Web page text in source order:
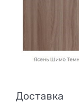
Доставка